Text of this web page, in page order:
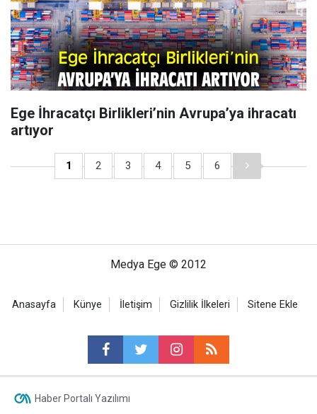
Ege İhracatçı Birlikleri’nin Avrupa’ya ihracatı
artıyor
1 2 3 4 5 6
Medya Ege © 2012
Anasayfa Künye İletişim Gizlilik İlkeleri Sitene Ekle
Haber Portalı Yazılımı